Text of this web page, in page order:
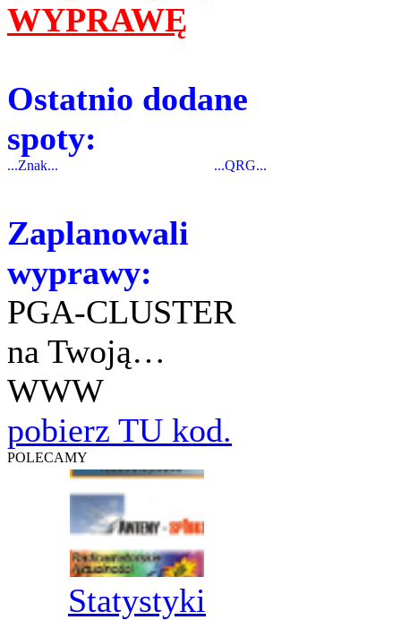
WYPRAWĘ
Ostatnio dodane
spoty:
...Znak... ...QRG...
Zaplanowali
wyprawy:
PGA-CLUSTER
na Twoją…
WWW
pobierz TU kod.
POLECAMY
Statystyki